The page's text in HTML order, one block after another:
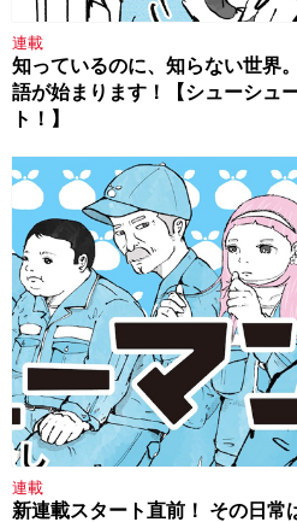
連載
知っているのに、知らない世界
語が始まります！【シューシュ
ト！】
連載
新連載スタート直前！ その日常